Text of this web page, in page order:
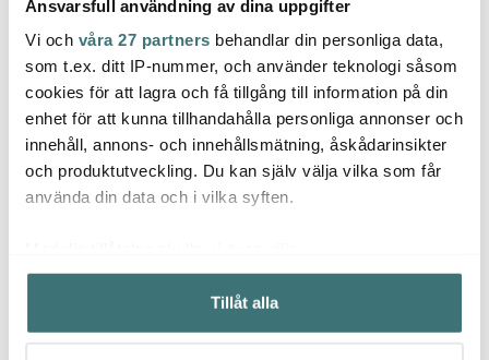
Ansvarsfull användning av dina uppgifter
Vi och våra 27 partners behandlar din personliga data,
som t.ex. ditt IP-nummer, och använder teknologi såsom
cookies för att lagra och få tillgång till information på din
enhet för att kunna tillhandahålla personliga annonser och
innehåll, annons- och innehållsmätning, åskådarinsikter
och produktutveckling. Du kan själv välja vilka som får
använda din data och i vilka syften.
Samla in information om din geografiska plats som
kan ha en noggrannhet på upp till flera meter
Identifiera din enhet genom att aktivt skanna den för
Tillåt alla
Anders Petter
Classic stekpanna
keramisk 2 delar 20+28
cm
599 kr 1998 kr
I lager
Anders Petter
Backaryd Knivset 5
delar
1899 kr
I lager
Låt dig inspireras av våra kunder